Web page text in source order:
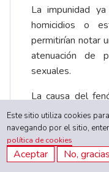
La impunidad
homicidios o
permitirían notar
atenuación de
sexuales.
La causa del
desde el
director del
Colombia, se
defender la
Este sitio utiliza cookies
navegando por el sitio,
política de cookies
Aceptar No, gracias